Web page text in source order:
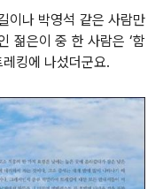
이나 박영석 같은 사람만
젊은이 중 한 사람은 ‘함
킹에 나섰더군요.